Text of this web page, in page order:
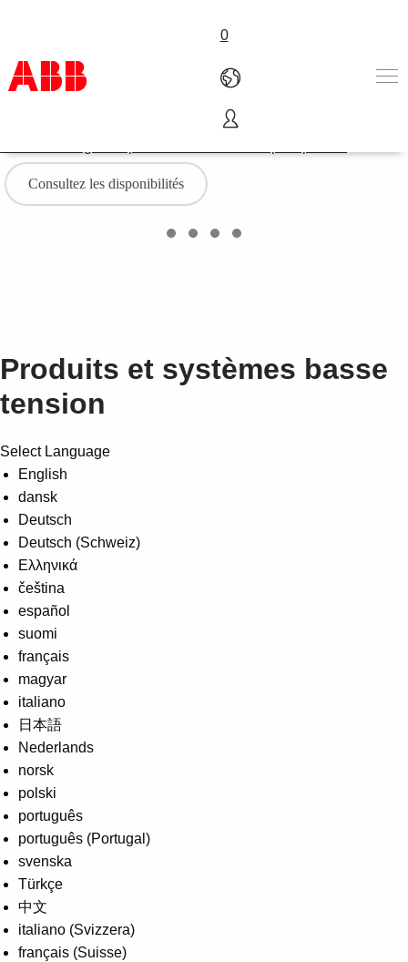
0
Produits & Services
Suggestions
Products
See more products
Shopping list preview
Consultez les disponibilités
Produits et systèmes basse
tension
Select Language
English
dansk
Deutsch
Deutsch (Schweiz)
Ελληνικά
čeština
español
suomi
français
magyar
italiano
日本語
Nederlands
norsk
polski
português
português (Portugal)
svenska
Türkçe
中文
italiano (Svizzera)
français (Suisse)